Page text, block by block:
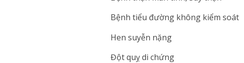
Bệnh tiểu đường không kiểm soát
Hen suyễn nặng
Đột quỵ di chứng